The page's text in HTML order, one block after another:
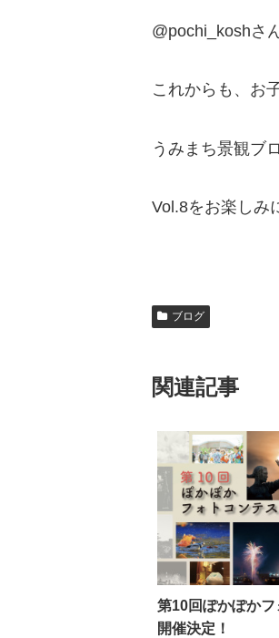
@pochi_koshさ
これからも、お
うみまち景観ブ
Vol.8をお楽しみ
ブログ
関連記事
第10回ぽかぽかフ
開催決定！